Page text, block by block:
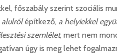
főszabály szerint szociális
alulrólépítkező, a helyiekkel
szemlélet, mert nem
úgy is meg lehet